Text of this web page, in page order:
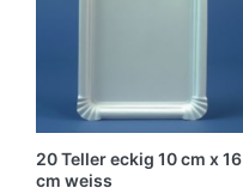
20 Teller eckig 10 cm x 16
cm weiss